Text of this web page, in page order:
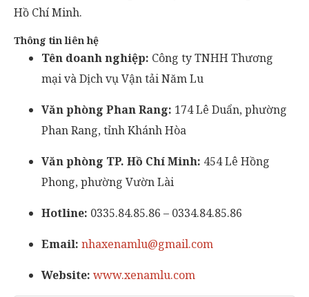
Hồ Chí Minh.
Thông tin liên hệ
Tên doanh nghiệp: Công ty TNHH Thương
mại và Dịch vụ Vận tải Năm Lu
Văn phòng Phan Rang: 174 Lê Duẩn, phường
Phan Rang, tỉnh Khánh Hòa
Văn phòng TP. Hồ Chí Minh: 454 Lê Hồng
Phong, phường Vườn Lài
Hotline: 0335.84.85.86 – 0334.84.85.86
Email: nhaxenamlu@gmail.com
Website: www.xenamlu.com